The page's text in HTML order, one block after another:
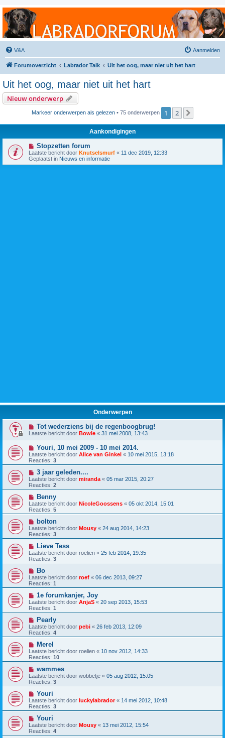
Labradorforum
Het gezelligste Labradorforum van Nederland en België!
V&A Aanmelden
Forumoverzicht Labrador Talk Uit het oog, maar niet uit het hart
Uit het oog, maar niet uit het hart
Nieuw onderwerp
Markeer onderwerpen als gelezen • 75 onderwerpen 1 2
Aankondigingen
Stopzetten forum
Laatste bericht door Knutselsmurf « 11 dec 2019, 12:33
Geplaatst in Nieuws en informatie
Onderwerpen
Tot wederziens bij de regenboogbrug!
Laatste bericht door Bowie « 31 mei 2008, 13:43
Youri, 10 mei 2009 - 10 mei 2014.
Laatste bericht door Alice van Ginkel « 10 mei 2015, 13:18
Reacties: 3
3 jaar geleden....
Laatste bericht door miranda « 05 mar 2015, 20:27
Reacties: 2
Benny
Laatste bericht door NicoleGoossens « 05 okt 2014, 15:01
Reacties: 5
bolton
Laatste bericht door Mousy « 24 aug 2014, 14:23
Reacties: 3
Lieve Tess
Laatste bericht door roelien « 25 feb 2014, 19:35
Reacties: 3
Bo
Laatste bericht door roef « 06 dec 2013, 09:27
Reacties: 1
1e forumkanjer, Joy
Laatste bericht door AnjaS « 20 sep 2013, 15:53
Reacties: 1
Pearly
Laatste bericht door pebi « 26 feb 2013, 12:09
Reacties: 4
Merel
Laatste bericht door roelien « 10 nov 2012, 14:33
Reacties: 10
wammes
Laatste bericht door wobbetje « 05 aug 2012, 15:05
Reacties: 3
Youri
Laatste bericht door luckylabrador« 14 mei 2012, 10:48
Reacties: 3
Youri
Laatste bericht door Mousy « 13 mei 2012, 15:54
Reacties: 4